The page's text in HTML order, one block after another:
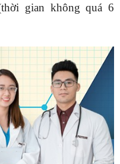
gian không quá 6